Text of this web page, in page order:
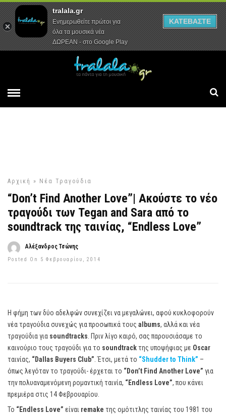
Αρχική Συνεντεύξεις Ρεπορτάζ
Αρχική » Νέα Τραγούδια
“Don’t Find Another Love”| Ακούστε το νέο
τραγούδι των Tegan and Sara από το
soundtrack της ταινίας, “Endless Love”
Αλέξανδρος Τσώνης
Posted On 5 Φεβρουαρίου, 2014
Η φήμη των δύο αδελφών συνεχίζει να μεγαλώνει, αφού κυκλοφορούν
νέα τραγούδια συνεχώς για προσωπικά τους albums, αλλά και νέα
τραγούδια για soundtracks . Πριν λίγο καιρό, σας παρουσιάσαμε το
καινούριο τους τραγούδι για το soundtrackτης υποψήφιας με Oscar
ταινίας, “Dallas Buyers Club” . Έτσι, μετά το “Shudder to Think” –
όπως λεγόταν το τραγούδι- έρχεται το “Don’t Find Another Love” για
την πολυαναμενόμενη ρομαντική ταινία, “Endless Love”, που κάνει
πρεμιέρα στις 14 Φεβρουαρίου.
Το “Endless Love” είναι remake της ομότιτλης ταινίας του 1981 του
tralala.gr
Ενημερωθείτε πρώτοι για
όλα τα μουσικά νέα
ΔΩΡΕΑΝ - στο Google Play
ΚΑΤΕΒΑΣΤΕ